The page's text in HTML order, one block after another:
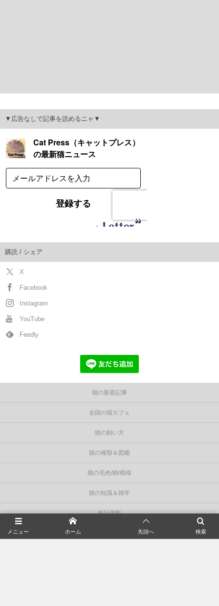
▼広告なしで記事を読めるニャ▼
購読 / シェア
X
Facebook
Instagram
YouTube
Feedly
猫の新着記事
全国の猫カフェ
猫の飼い方
猫の種類＆図鑑
猫の毛色/柄/模様
猫の知識＆雑学
統計資料
メニュー 検索
ホーム 先頭へ